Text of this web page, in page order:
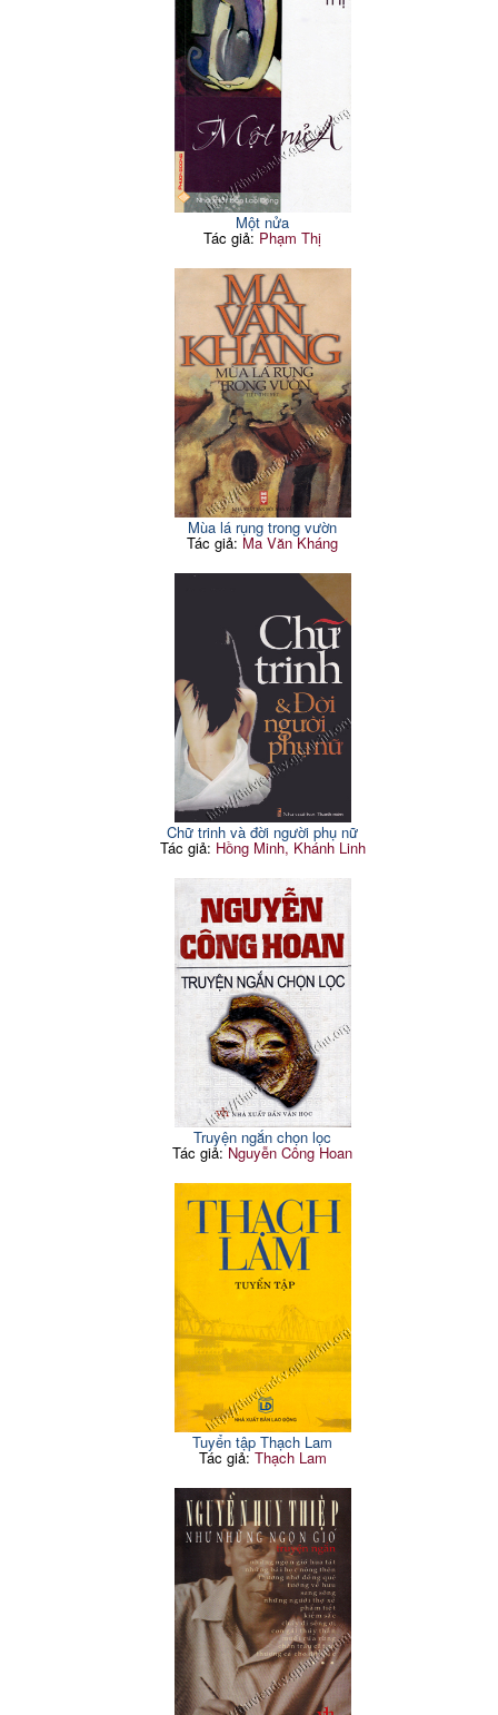
Một nửa
Tác giả: Phạm Thị
Mùa lá rụng trong vườn
Tác giả: Ma Văn Kháng
Chữ trinh và đời người phụ nữ
Tác giả: Hồng Minh, Khánh Linh
Truyện ngắn chọn lọc
Tác giả:Nguyễn Công Hoan
Tuyển tập Thạch Lam
Tác giả: Thạch Lam